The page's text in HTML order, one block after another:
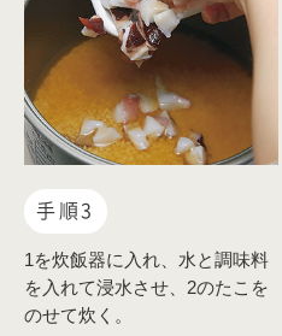
手順3
1を炊飯器に入れ、水と調味料
を入れて浸水させ、2のたこを
のせて炊く。